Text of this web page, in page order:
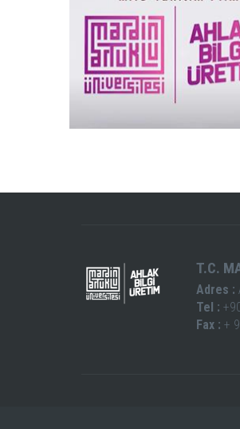
T.C.
Adres :
Tel :
Fax : +